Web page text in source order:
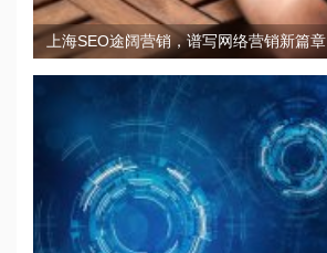
上海SEO途阔营销，谱写网络营销新篇章